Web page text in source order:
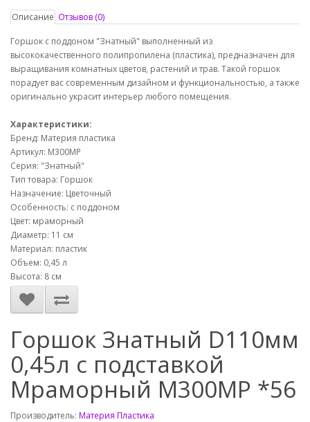
Описание Отзывов (0)
Горшок с поддоном "Знатный" выполненный из
высококачественного полипропилена (пластика), предназначен для
выращивания комнатных цветов, растений и трав. Такой горшок
порадует вас современным дизайном и функциональностью, а также
оригинально украсит интерьер любого помещения.
Характеристики:
Бренд: Материя пластика
Артикул: М300МР
Серия: "Знатный"
Тип товара: Горшок
Назначение: Цветочный
Особенность: с поддоном
Цвет: мраморный
Диаметр: 11 см
Материал: пластик
Объем: 0,45 л
Высота: 8 см
Горшок Знатный D110мм
0,45л с подставкой
Мраморный М300МР *56
Производитель: Материя Пластика